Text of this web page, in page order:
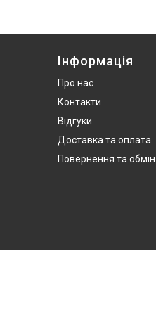
Інформація
Про нас
Контакти
Відгуки
Доставка та оплата
Повернення та обмін